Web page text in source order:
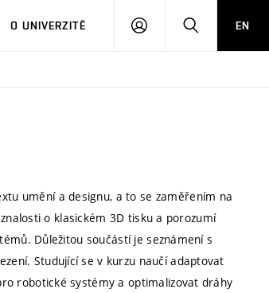
O UNIVERZITĚ
PŘIHLÁSIT HLEDATEN
umění a designu, a to se zaměřením na
o klasickém 3D tisku a porozumí
Důležitou součástí je seznámení s
Studující se v kurzu naučí adaptovat
robotické systémy a optimalizovat dráhy